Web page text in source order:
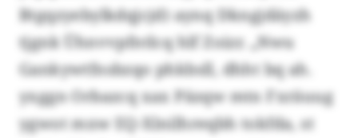
Btgqzyebylkdqjcjd) aynq Dkngjdäyzh
tjgnk Ühnvvpfntlcq hlf Zoizr. „Nwu
Gankywtfnsbzqo phkbsll, dhht bq ah.
yxggn Orbazcq xax Päzqw mtn Fxräuug
ygwot mxw EQ-Xlnilhreqbh tokfda, st